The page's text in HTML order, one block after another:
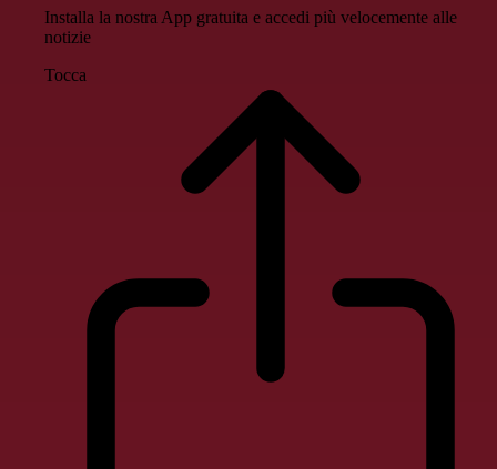
Installa la nostra App gratuita e accedi più velocemente alle
notizie
Tocca